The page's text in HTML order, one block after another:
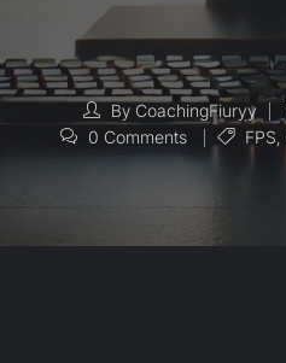
By CoachingFiuryy
0 Comments
FPS